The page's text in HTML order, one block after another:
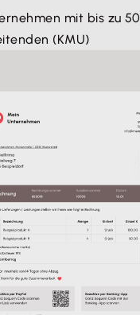
mit bis zu 50
(KMU)